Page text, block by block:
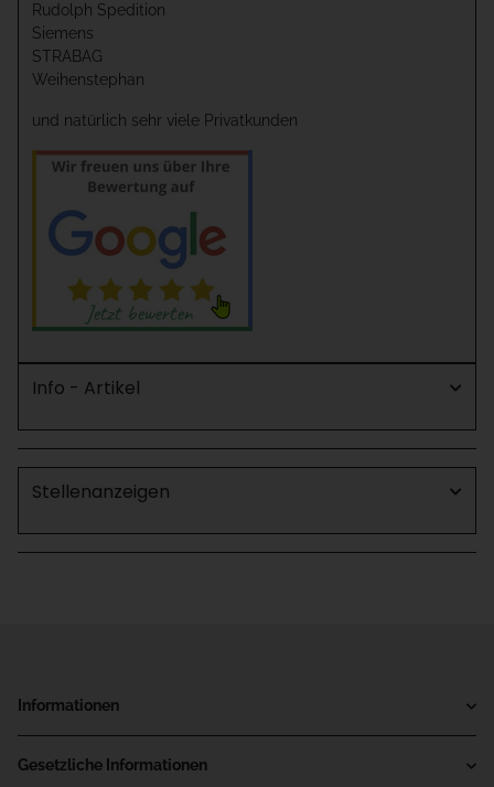
Rudolph Spedition
Siemens
STRABAG
Weihenstephan
und natürlich sehr viele Privatkunden
Info - Artikel
Stellenanzeigen
Informationen
Gesetzliche Informationen